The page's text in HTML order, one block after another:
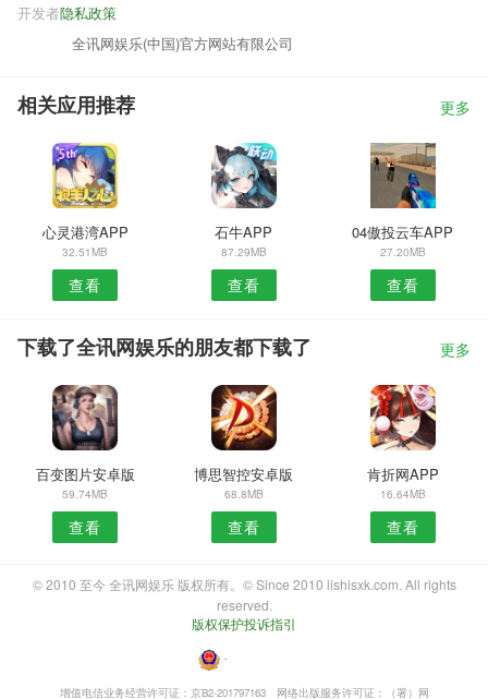
隐私政策
开发者
全讯网娱乐(中国)官方网站有限公司
相关应用推荐 更多
心灵港湾APP
32.51MB
查看
石牛APP
87.29MB
查看
04傲投云车APP
27.20MB
查看
下载了全讯网娱乐的朋友都下载了 更多
百变图片安卓版
59.74MB
查看
博思智控安卓版
68.8MB
查看
肯折网APP
16.64MB
查看
© 2010 至今 全讯网娱乐 版权所有。© Since 2010 lishisxk.com. All rights
reserved.
版权保护投诉指引
・
增值电信业务经营许可证：京B2-201797163 网络出版服务许可证：（署）网